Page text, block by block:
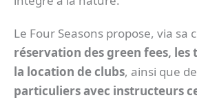
Le Four Seasons propose, via sa
réservation des green fees,
la location de clubs, ainsi que
particuliers avec instructeurs